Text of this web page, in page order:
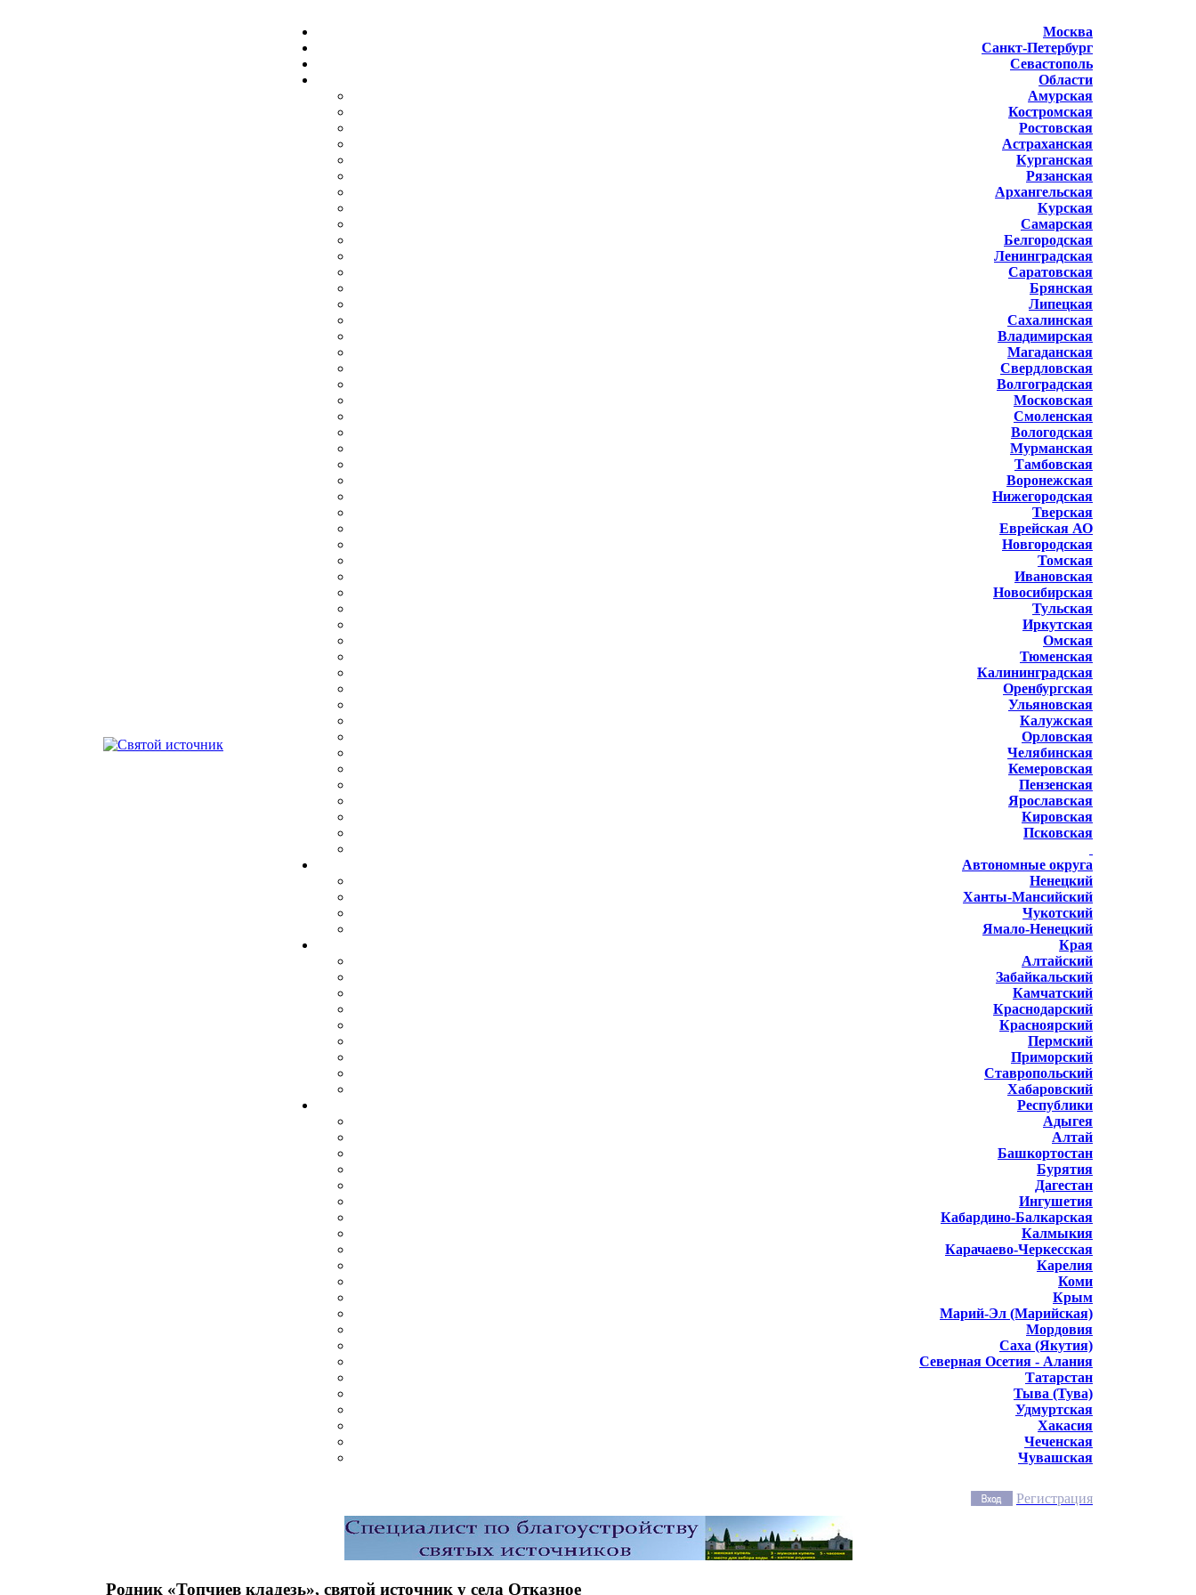
Москва
Санкт-Петербург
Севастополь
Области
Амурская
Костромская
Ростовская
Астраханская
Курганская
Рязанская
Архангельская
Курская
Самарская
Белгородская
Ленинградская
Саратовская
Брянская
Липецкая
Сахалинская
Владимирская
Магаданская
Свердловская
Волгоградская
Московская
Смоленская
Вологодская
Мурманская
Тамбовская
Воронежская
Нижегородская
Тверская
Еврейская АО
Новгородская
Томская
Ивановская
Новосибирская
Тульская
Иркутская
Омская
Тюменская
Калининградская
Оренбургская
Ульяновская
Калужская
Орловская
Челябинская
Кемеровская
Пензенская
Ярославская
Кировская
Псковская
Автономные округа
Ненецкий
Ханты-Мансийский
Чукотский
Ямало-Ненецкий
Края
Алтайский
Забайкальский
Камчатский
Краснодарский
Красноярский
Пермский
Приморский
Ставропольский
Хабаровский
Республики
Адыгея
Алтай
Башкортостан
Бурятия
Дагестан
Ингушетия
Кабардино-Балкарская
Калмыкия
Карачаево-Черкесская
Карелия
Коми
Крым
Марий-Эл (Марийская)
Мордовия
Саха (Якутия)
Северная Осетия - Алания
Татарстан
Тыва (Тува)
Удмуртская
Хакасия
Чеченская
Чувашская
Регистрация
Родник «Топчиев кладезь», святой источник у села Отказное